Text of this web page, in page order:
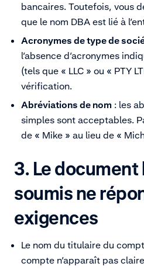
bancaires. Toutefois, vous
que le nom DBA est lié à
Acronymes de type de
l’absence d’acronymes
(tels que « LLC » ou « PTY
vérification.
Abréviations de nom : les
simples sont acceptables.
de « Mike » au lieu de «
3. Le document
soumis ne
exigences
Le nom du titulaire du
compte n’apparaît pas